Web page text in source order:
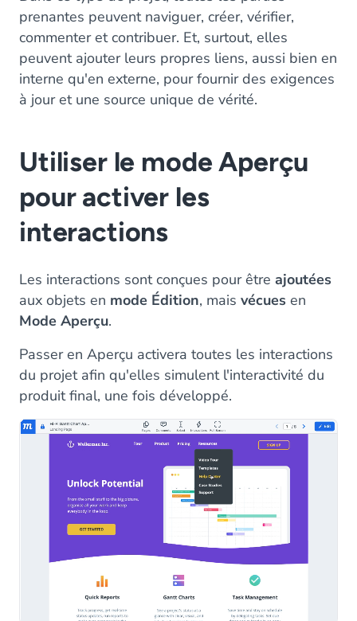
prenantes peuvent naviguer, créer, vérifier,
commenter et contribuer. Et, surtout, elles
peuvent ajouter leurs propres liens, aussi bien en
interne qu'en externe, pour fournir des exigences
à jour et une source unique de vérité.
Utiliser le mode Aperçu
pour activer les
interactions
Les interactions sont conçues pour être ajoutées
aux objets en mode Édition, mais vécues en
Mode Aperçu.
Passer en Aperçu activera toutes les interactions
du projet afin qu'elles simulent l'interactivité du
produit final, une fois développé.